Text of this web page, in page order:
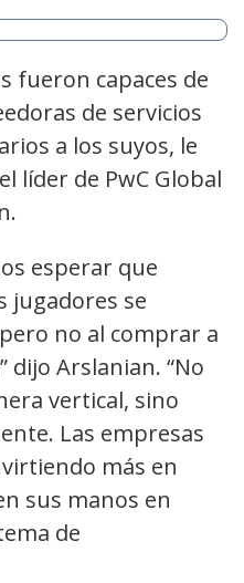
fueron capaces de
de servicios
a los suyos, le
líder de PwC Global
esperar que
jugadores se
no al comprar a
dijo Arslanian. “No
vertical, sino
Las empresas
más en
sus manos en
de